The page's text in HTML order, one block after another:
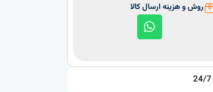
روش و هزینه ارسال کالا